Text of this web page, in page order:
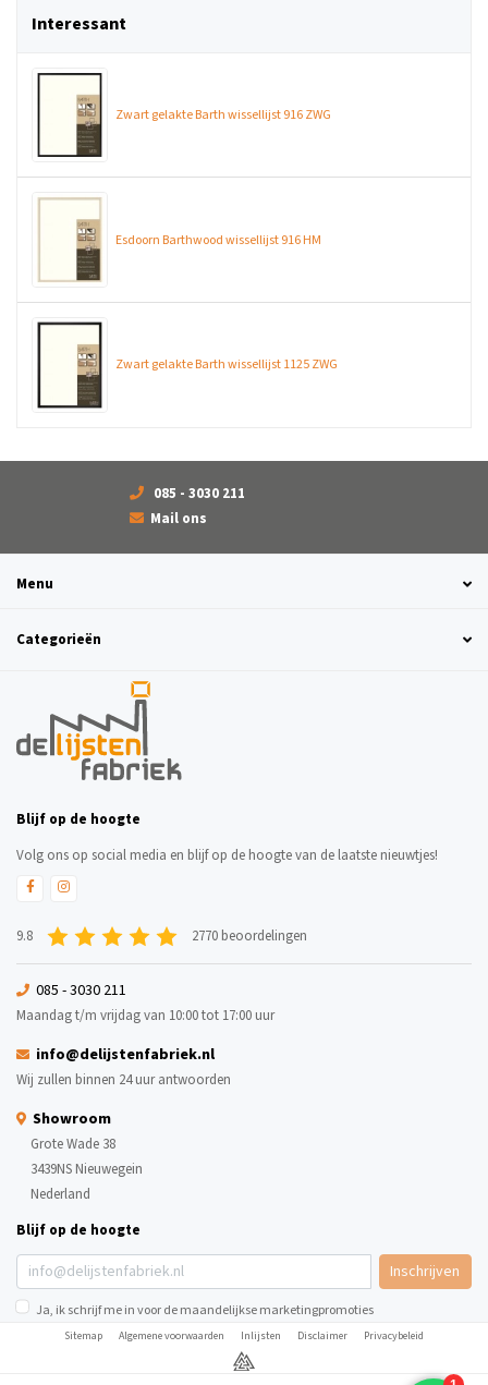
Interessant
Zwart gelakte Barth wissellijst 916 ZWG
Esdoorn Barthwood wissellijst 916 HM
Zwart gelakte Barth wissellijst 1125 ZWG
085 - 3030 211
Mail ons
Menu
Categorieën
Blijf op de hoogte
Volg ons op social media en blijf op de hoogte van de laatste nieuwtjes!
9.8 2770 beoordelingen
085 - 3030 211
Maandag t/m vrijdag van 10:00 tot 17:00 uur
info@delijstenfabriek.nl
Wij zullen binnen 24 uur antwoorden
Showroom
Grote Wade 38
3439NS Nieuwegein
Nederland
Blijf op de hoogte
Inschrijven
Ja, ik schrijf me in voor de maandelijkse marketingpromoties
Sitemap Algemene voorwaarden Inlijsten Disclaimer Privacybeleid